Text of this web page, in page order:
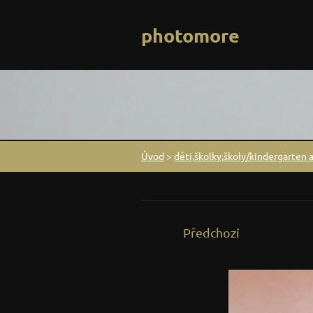
photomore
Úvod > děti,školky,školy/kindergarten
Předchozí